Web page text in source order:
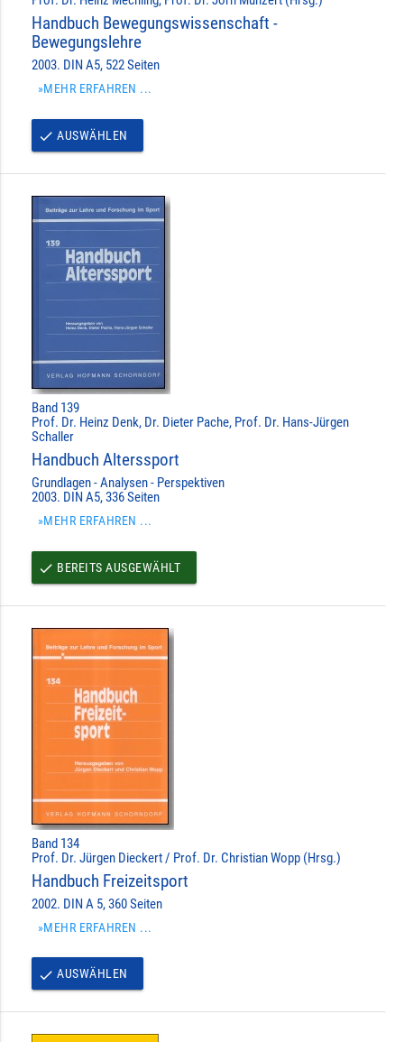
Handbuch Bewegungswissenschaft -
Bewegungslehre
2003. DIN A5, 522 Seiten
»MEHR ERFAHREN ...
done AUSWÄHLEN
Band 139
Prof. Dr. Heinz Denk, Dr. Dieter Pache, Prof. Dr. Hans-Jürgen
Schaller
Handbuch Alterssport
Grundlagen - Analysen - Perspektiven
2003. DIN A5, 336 Seiten
»MEHR ERFAHREN ...
done BEREITS AUSGEWÄHLT
Band 134
Prof. Dr. Jürgen Dieckert / Prof. Dr. Christian Wopp (Hrsg.)
Handbuch Freizeitsport
2002. DIN A 5, 360 Seiten
»MEHR ERFAHREN ...
done AUSWÄHLEN